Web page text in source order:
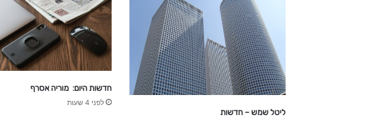
ליטל שמש – חדשות
חדשות היום: מוריה אסרף
לפני 4 שעות